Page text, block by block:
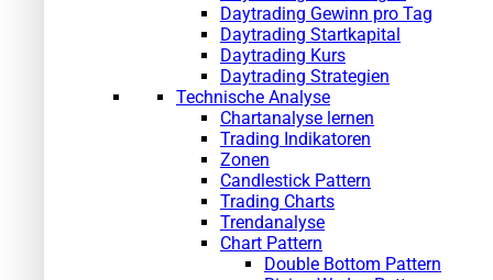
Daytrading Gewinn pro Tag
Daytrading Startkapital
Daytrading Kurs
Daytrading Strategien
Technische Analyse
Chartanalyse lernen
Trading Indikatoren
Zonen
Candlestick Pattern
Trading Charts
Trendanalyse
Chart Pattern
Double Bottom Pattern